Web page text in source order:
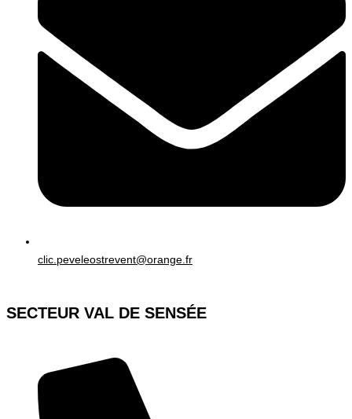
clic.peveleostrevent@orange.fr
SECTEUR VAL DE SENSÉE